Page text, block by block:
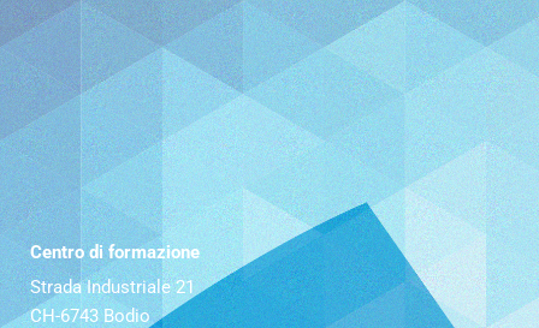
Centro di formazione
Strada Industriale 21
CH-6743 Bodio